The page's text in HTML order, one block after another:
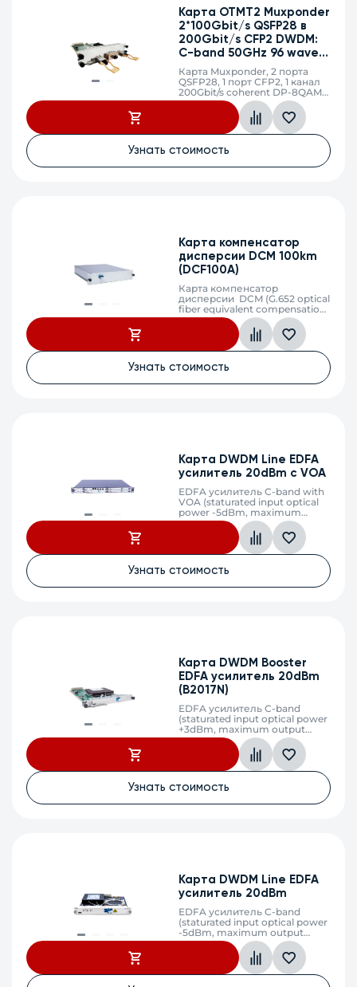
Карта OTMT2 Muxponder
2*100Gbit/s QSFP28 в
200Gbit/s CFP2 DWDM:
C-band 50GHz 96 wave
tunable
Карта Muxponder, 2 порта
QSFP28, 1 порт CFP2, 1 канал
200Gbit/s coherent DP-8QAM
или DP-16QAM
Узнать стоимость
Карта компенсатор
дисперсии DCM 100km
(DCF100A)
Карта компенсатор
дисперсии DCM (G.652 optical
fiber equivalent compensation
100km)
Узнать стоимость
Карта DWDM Line EDFA
усилитель 20dBm c VOA
EDFA усилитель C-band with
VOA (staturated input optical
power -5dBm, maximum
output optical power +20dBm,
gain 25dB,LC)
Узнать стоимость
Карта DWDM Booster
EDFA усилитель 20dBm
(B2017N)
EDFA усилитель C-band
(staturated input optical power
+3dBm, maximum output
optical power +20dBm, gain
Узнать стоимость
Карта DWDM Line EDFA
усилитель 20dBm
EDFA усилитель C-band
(staturated input optical power
-5dBm, maximum output
optical power +20dBm, gain